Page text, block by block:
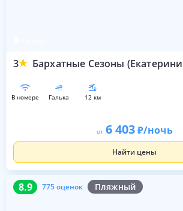
3
в номере галька 12 км
от 6 403 /ночь
Найти цены
8.9 775 оценок Пляжный
8.9 775 оценок